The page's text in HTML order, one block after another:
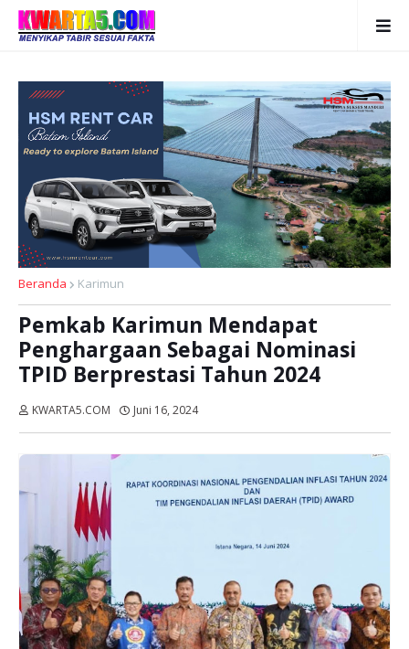
Beranda Karimun
Pemkab Karimun Mendapat
Penghargaan Sebagai Nominasi
TPID Berprestasi Tahun 2024
KWARTA5.COM Juni 16, 2024